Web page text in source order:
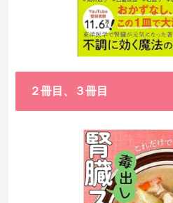
２冊目、３冊目